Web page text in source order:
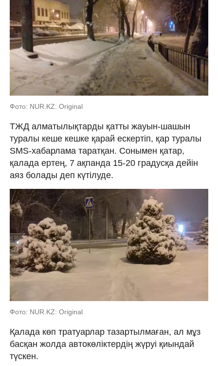
Фото: NUR.KZ: Original
ТЖД алматылықтарды қатты жауын-шашын
туралы кеше кешке қарай ескертіп, қар туралы
SMS-хабарлама таратқан. Сонымен қатар,
қалада ертең, 7 ақпанда 15-20 градусқа дейін
аяз болады деп күтілуде.
Фото: NUR.KZ: Original
Қалада көп тратуарлар тазартылмаған, ал мұз
басқан жолда автокөліктердің жүруі қиындай
түскен.